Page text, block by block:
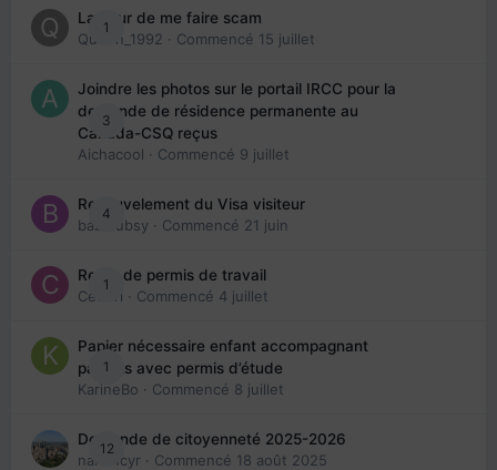
1
La peur de me faire scam
Queen_1992 · Commencé 15 juillet
3
Joindre les photos sur le portail IRCC pour la
demande de résidence permanente au
Canada-CSQ reçus
Aichacool · Commencé 9 juillet
4
Renouvelement du Visa visiteur
babibubsy · Commencé 21 juin
1
Refus de permis de travail
Cedbri · Commencé 4 juillet
1
Papier nécessaire enfant accompagnant
parents avec permis d’étude
KarineBo · Commencé 8 juillet
12
Demande de citoyenneté 2025-2026
nanancyr · Commencé 18 août 2025